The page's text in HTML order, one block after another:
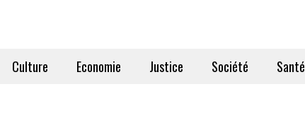
Culture Economie Justice Société Santé